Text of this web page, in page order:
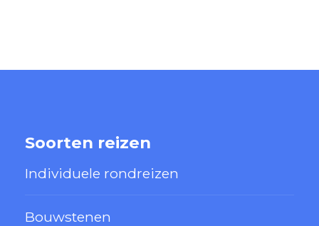
Soorten reizen
Individuele rondreizen
Bouwstenen